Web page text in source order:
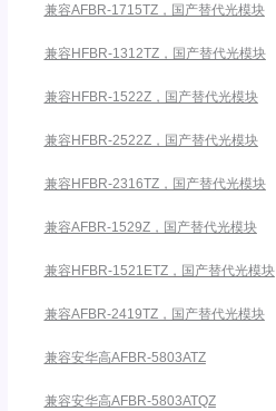
兼容AFBR-1715TZ，国产替代光模块
兼容HFBR-1312TZ，国产替代光模块
兼容HFBR-1522Z，国产替代光模块
兼容HFBR-2522Z，国产替代光模块
兼容HFBR-2316TZ，国产替代光模块
兼容AFBR-1529Z，国产替代光模块
兼容HFBR-1521ETZ，国产替代光模块
兼容AFBR-2419TZ，国产替代光模块
兼容安华高AFBR-5803ATZ
兼容安华高AFBR-5803ATQZ